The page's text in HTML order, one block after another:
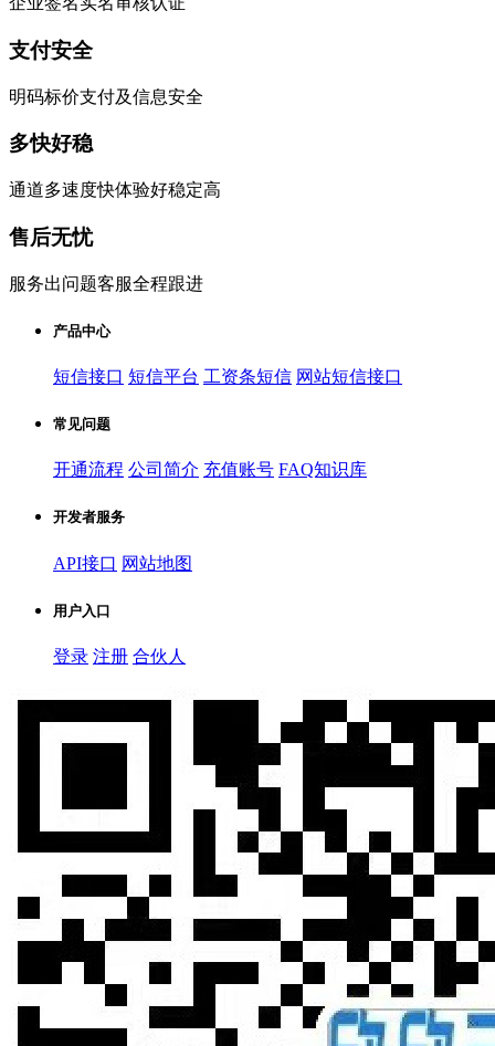
支付安全
明码标价支付及信息安全
多快好稳
通道多速度快体验好稳定高
售后无忧
服务出问题客服全程跟进
产品中心
短信接口 短信平台 工资条短信 网站短信接口
常见问题
开通流程 公司简介 充值账号 FAQ知识库
开发者服务
API接口 网站地图
用户入口
登录 注册 合伙人